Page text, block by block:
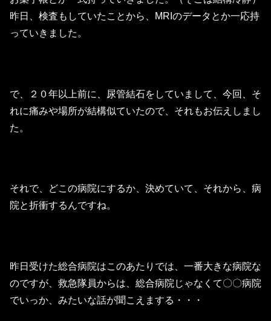
昨日、検査もしていたことから、MRIのデータとか一応持
っていきました。
で、２０年以上前に、尿管結石をしていまして、今回、そ
れに痛みや場所が結構似ていたので、それもお伝えしまし
た。
それで、どこの病院にするか、決めていて、それから、病
院と折衝するんですね。
昨日受けた総合病院はこのあたりでは、一番大きな病院な
のですが、救急隊員からは、総合病院じゃなくて〇〇病院
でいっか、みたいな話が聞こえまする・・・